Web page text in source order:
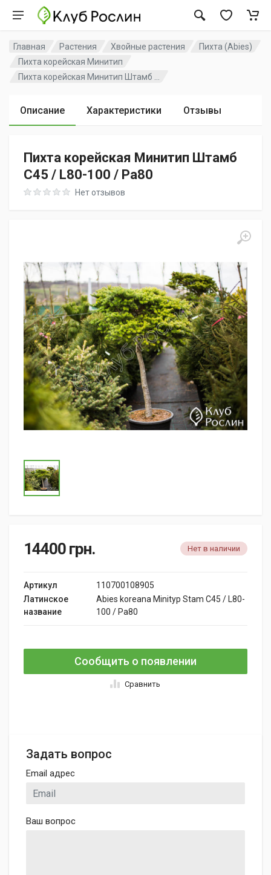
Главная Растения Хвойные растения
Пихта (Abies)
Пихта корейская Минитип
Пихта корейская Минитип Штамб ...
Описание Характеристики Отзывы
Пихта корейская Минитип Штамб
C45 / L80-100 / Pa80
Rating: 0 out of 5Нет отзывов
14400 грн. Нет в наличии
Артикул
110700108905
Латинское
название
Abies koreana Minityp Stam C45 / L80-
100 / Pa80
Сообщить о появлении
Сравнить
Задать вопрос
Email адрес
Ваш вопрос